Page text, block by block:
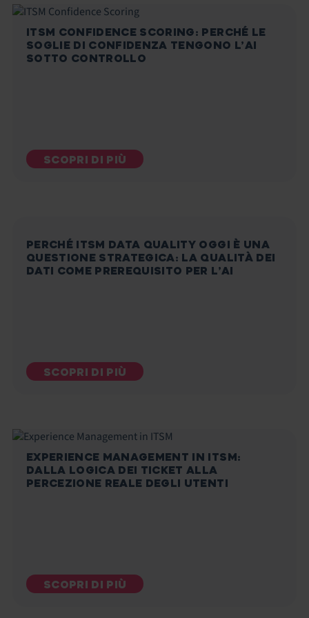
ITSM CONFIDENCE SCORING: PERCHÉ LE
SOGLIE DI CONFIDENZA TENGONO L’AI
SOTTO CONTROLLO
SCOPRI DI PIÙ
PERCHÉ ITSM DATA QUALITY OGGI È UNA
QUESTIONE STRATEGICA: LA QUALITÀ DEI
DATI COME PREREQUISITO PER L’AI
SCOPRI DI PIÙ
EXPERIENCE MANAGEMENT IN ITSM:
DALLA LOGICA DEI TICKET ALLA
PERCEZIONE REALE DEGLI UTENTI
SCOPRI DI PIÙ